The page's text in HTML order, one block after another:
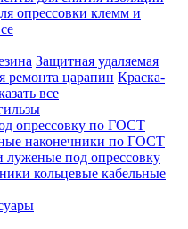
опрессовки клемм и
Защитная удаляемая
ремонта царапин Краска-
все
опрессовку по ГОСТ
наконечники по ГОСТ
под опрессовку
кольцевые кабельные